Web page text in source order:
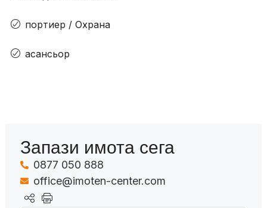
портиер / Охрана
асансьор
Запази имота сега
0877 050 888
office@imoten-center.com